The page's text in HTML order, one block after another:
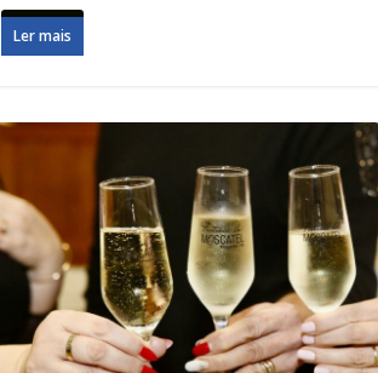
Ler mais